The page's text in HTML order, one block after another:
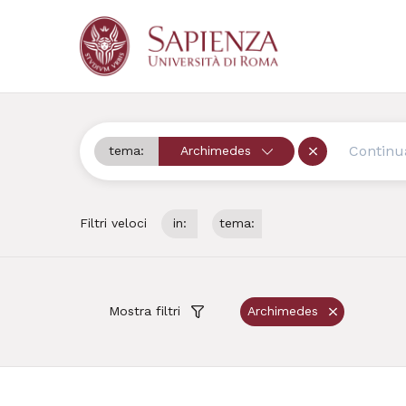
tema: Archimedes
Rimuovi
Cerca
Filtri veloci in: tema:
Mostra filtri Archimedes